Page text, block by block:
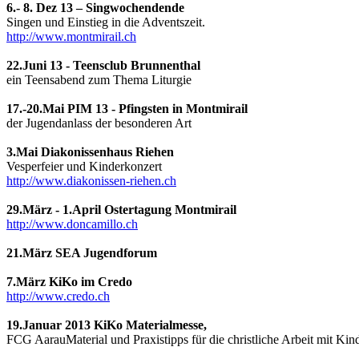
6.- 8. Dez 13 – Singwochendende
Singen und Einstieg in die Adventszeit.
http://www.montmirail.ch
22.Juni 13 - Teensclub Brunnenthal
ein Teensabend zum Thema Liturgie
17.-20.Mai PIM 13 - Pfingsten in Montmirail
der Jugendanlass der besonderen Art
3.Mai Diakonissenhaus Riehen
Vesperfeier und Kinderkonzert
http://www.diakonissen-riehen.ch
29.März - 1.April Ostertagung Montmirail
http://www.doncamillo.ch
21.März SEA Jugendforum
7.März KiKo im Credo
http://www.credo.ch
19.Januar 2013 KiKo Materialmesse,
FCG AarauMaterial und Praxistipps für die christliche Arbeit mit